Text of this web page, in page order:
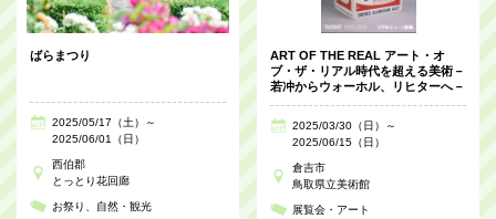
ばらまつり
2025/05/17（土）～
2025/06/01（日）
西伯郡
とっとり花回廊
お祭り 自然・観光
ART OF THE REAL アート・オ
ブ・ザ・リアル時代を超える美術－
若冲からウォーホル、リヒターへ－
2025/03/30（日）～
2025/06/15（日）
倉吉市
鳥取県立美術館
展覧会・アート